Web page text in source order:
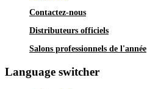
Contactez-nous
Distributeurs officiels
Salons professionnels de l'année
Language switcher